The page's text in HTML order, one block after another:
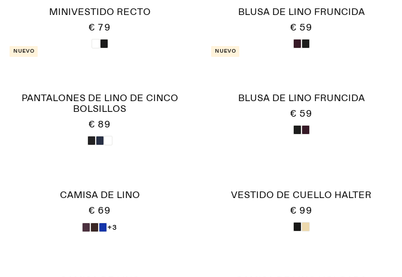
MINIVESTIDO RECTO
€ 79
BLUSA DE LINO FRUNCIDA
€ 59
Nuevo
PANTALONES DE LINO DE CINCO
BOLSILLOS
€ 89
Nuevo
BLUSA DE LINO FRUNCIDA
€ 59
CAMISA DE LINO
€ 69
+3
VESTIDO DE CUELLO HALTER
€ 99